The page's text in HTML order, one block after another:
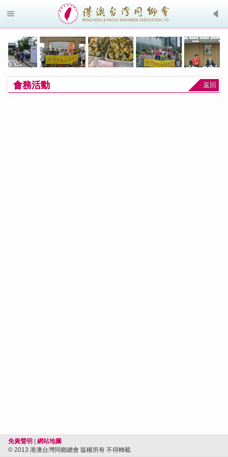
會務活動 返回
免責聲明
網站地圖
© 2013 港澳台灣同鄉總會 版權所有 不得轉載